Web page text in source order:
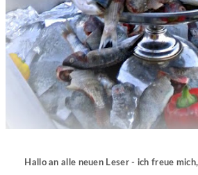
Hallo an alle neuen Leser - ich freue